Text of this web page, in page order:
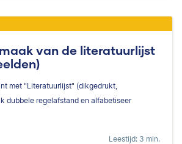
van de literatuurlijst
met "Literatuurlijst" (dikgedrukt,
dubbele regelafstand en alfabetiseer
Leestijd: 3 min.